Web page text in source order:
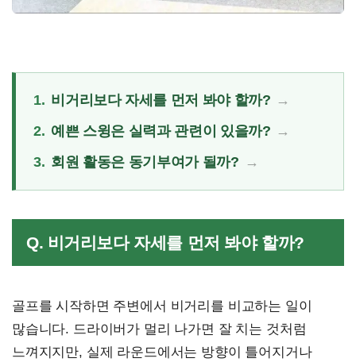
1. 비거리보다 자세를 먼저 봐야 할까?
2. 예쁜 스윙은 실력과 관련이 있을까?
3. 회원 활동은 동기부여가 될까?
Q. 비거리보다 자세를 먼저 봐야 할까?
골프를 시작하면 주변에서 비거리를 비교하는 일이
많습니다. 드라이버가 멀리 나가면 잘 치는 것처럼
느껴지지만, 실제 라운드에서는 방향이 틀어지거나